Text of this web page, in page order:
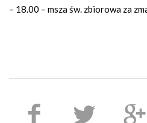
– 18.00 – msza św. zbiorowa za